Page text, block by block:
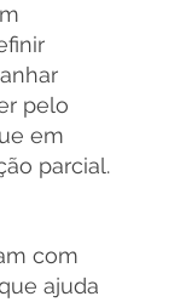
pelo
em
parcial.
com
ajuda